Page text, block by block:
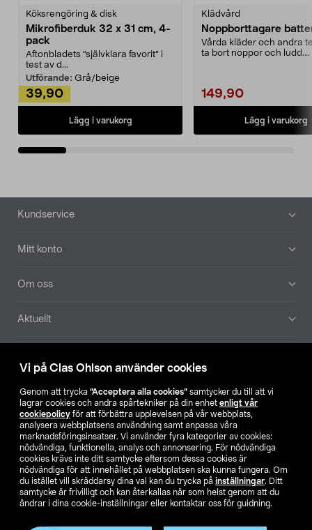
Vi på Clas Ohlson använder cookies
Genom att trycka ”Acceptera alla cookies” samtycker du till att vi
lagrar cookies och andra spårtekniker på din enhet enligt vår
cookiepolicy för att förbättra upplevelsen på vår webbplats,
analysera webbplatsens användning samt anpassa våra
marknadsföringsinsatser. Vi använder fyra kategorier av cookies:
nödvändiga, funktionella, analys och annonsering. För nödvändiga
cookies krävs inte ditt samtycke eftersom dessa cookies är
nödvändiga för att innehållet på webbplatsen ska kunna fungera. Om
du istället vill skräddarsy dina val kan du trycka på inställningar. Ditt
samtycke är frivilligt och kan återkallas när som helst genom att du
ändrar i dina cookie-inställningar eller kontaktar oss för guidning.
Köksrengöring & disk
Mikrofiberduk 32 x 31 cm, 4-
pack
Aftonbladets "självklara favorit” i
test av d...
Utförande: Grå/beige
39,90
Lägg i varukorg
Klädvård
Noppborttagare
Vårda kläder och andra
ta bort noppor och ludd.
149,90
Lägg i varukorg
Sidfot
Kundservice
Mitt konto
Om oss
Aktuellt
Hitta butik
SE NO FI